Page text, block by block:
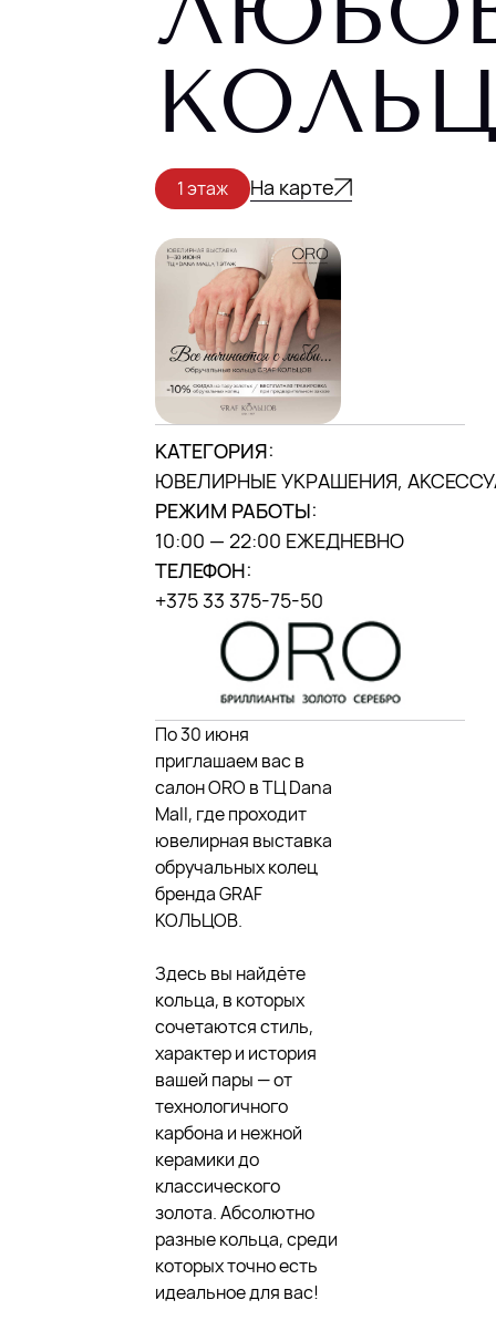
DANA MALL, 2025
1 этаж На карте
КАТЕГОРИЯ:
ЮВЕЛИРНЫЕ УКРАШЕНИЯ,
РЕЖИМ РАБОТЫ:
10:00 — 22:00 ЕЖЕДНЕВНО
ТЕЛЕФОН:
+375 33 375-75-50
По 30 июня
приглашаем вас в
салон ORO в ТЦ Dana
Mall, где проходит
ювелирная выставка
обручальных колец
бренда GRAF
КОЛЬЦОВ.
Здесь вы найдёте
кольца, в которых
сочетаются стиль,
характер и история
вашей пары — от
технологичного
карбона и нежной
керамики до
классического
золота. Абсолютно
разные кольца, среди
которых точно есть
идеальное для вас!